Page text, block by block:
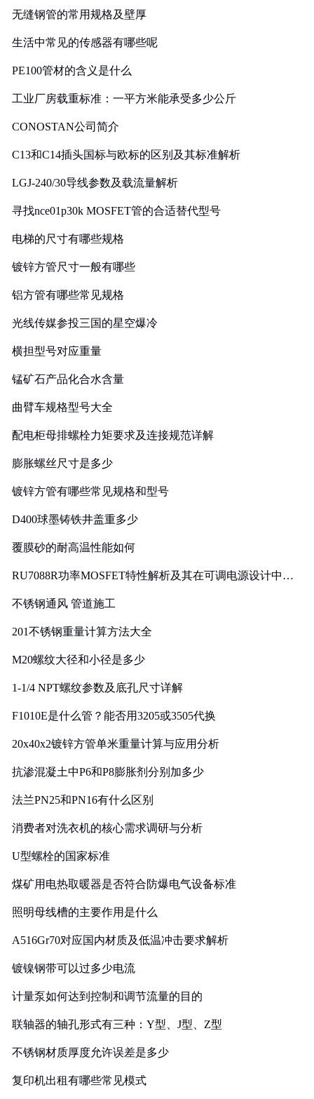
无缝钢管的常用规格及壁厚
生活中常见的传感器有哪些呢
PE100管材的含义是什么
工业厂房载重标准：一平方米能承受多少公斤
CONOSTAN公司简介
C13和C14插头国标与欧标的区别及其标准解析
LGJ-240/30导线参数及载流量解析
寻找nce01p30k MOSFET管的合适替代型号
电梯的尺寸有哪些规格
镀锌方管尺寸一般有哪些
铝方管有哪些常见规格
光线传媒参投三国的星空爆冷
横担型号对应重量
锰矿石产品化合水含量
曲臂车规格型号大全
配电柜母排螺栓力矩要求及连接规范详解
膨胀螺丝尺寸是多少
镀锌方管有哪些常见规格和型号
D400球墨铸铁井盖重多少
覆膜砂的耐高温性能如何
RU7088R功率MOSFET特性解析及其在可调电源设计中的
不锈钢通风 管道施工
201不锈钢重量计算方法大全
M20螺纹大径和小径是多少
1-1/4 NPT螺纹参数及底孔尺寸详解
F1010E是什么管？能否用3205或3505代换
20x40x2镀锌方管单米重量计算与应用分析
抗渗混凝土中P6和P8膨胀剂分别加多少
法兰PN25和PN16有什么区别
消费者对洗衣机的核心需求调研与分析
U型螺栓的国家标准
煤矿用电热取暖器是否符合防爆电气设备标准
照明母线槽的主要作用是什么
A516Gr70对应国内材质及低温冲击要求解析
镀镍钢带可以过多少电流
计量泵如何达到控制和调节流量的目的
联轴器的轴孔形式有三种：Y型、J型、Z型
不锈钢材质厚度允许误差是多少
复印机出租有哪些常见模式